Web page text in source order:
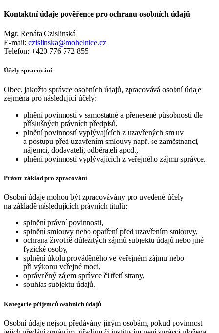
Kontaktní údaje pověřence pro ochranu osobních údajů
Mgr. Renáta Czislinská
E-mail: czislinska@mohelnice.cz
Telefon: +420 776 772 855
Účely zpracování
Obec, jakožto správce osobních údajů, zpracovává osobní údaje
zejména pro následující účely:
plnění povinností v samostatné a přenesené působnosti dle
příslušných právních předpisů,
plnění povinností vyplývajících z uzavřených smluv
a postupu před uzavřením smlouvy např. se zaměstnanci,
nájemci, dodavateli, odběrateli apod.,
plnění povinností vyplývajících z veřejného zájmu správce.
Právní základ pro zpracování
Osobní údaje mohou být zpracovávány pro uvedené účely
na základě následujících právních titulů:
splnění právní povinnosti,
splnění smlouvy nebo opatření před uzavřením smlouvy,
ochrana životně důležitých zájmů subjektu údajů nebo jiné
fyzické osoby,
splnění úkolu prováděného ve veřejném zájmu nebo
při výkonu veřejné moci,
oprávněný zájem správce či třetí strany,
souhlas subjektu údajů.
Kategorie příjemců osobních údajů
Osobní údaje nejsou předávány jiným osobám, pokud povinnost